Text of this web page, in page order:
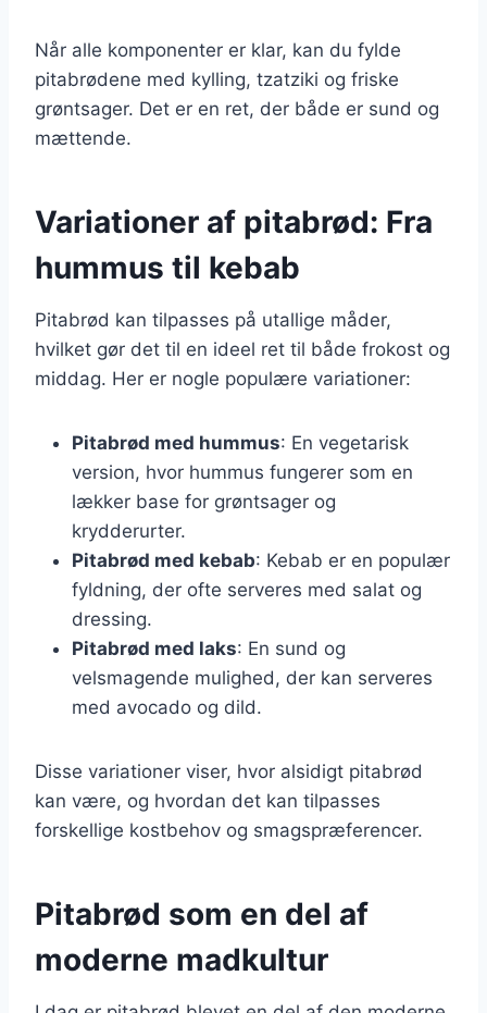
Når alle komponenter er klar, kan du fylde
pitabrødene med kylling, tzatziki og friske
grøntsager. Det er en ret, der både er sund og
mættende.
Variationer af pitabrød: Fra
hummus til kebab
Pitabrød kan tilpasses på utallige måder,
hvilket gør det til en ideel ret til både frokost og
middag. Her er nogle populære variationer:
Pitabrød med hummus: En vegetarisk
version, hvor hummus fungerer som en
lækker base for grøntsager og
krydderurter.
Pitabrød med kebab: Kebab er en populær
fyldning, der ofte serveres med salat og
dressing.
Pitabrød med laks: En sund og
velsmagende mulighed, der kan serveres
med avocado og dild.
Disse variationer viser, hvor alsidigt pitabrød
kan være, og hvordan det kan tilpasses
forskellige kostbehov og smagspræferencer.
Pitabrød som en del af
moderne madkultur